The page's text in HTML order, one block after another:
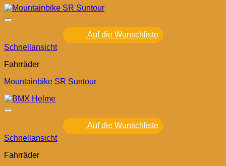
Auf die Wunschliste
Schnellansicht
Fahrräder
Mountainbike SR Suntour
Auf die Wunschliste
Schnellansicht
Fahrräder